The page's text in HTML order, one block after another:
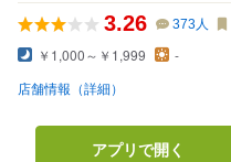
3.26 373人
￥1,000～￥1,999 -
店舗情報（詳細）
アプリで開く